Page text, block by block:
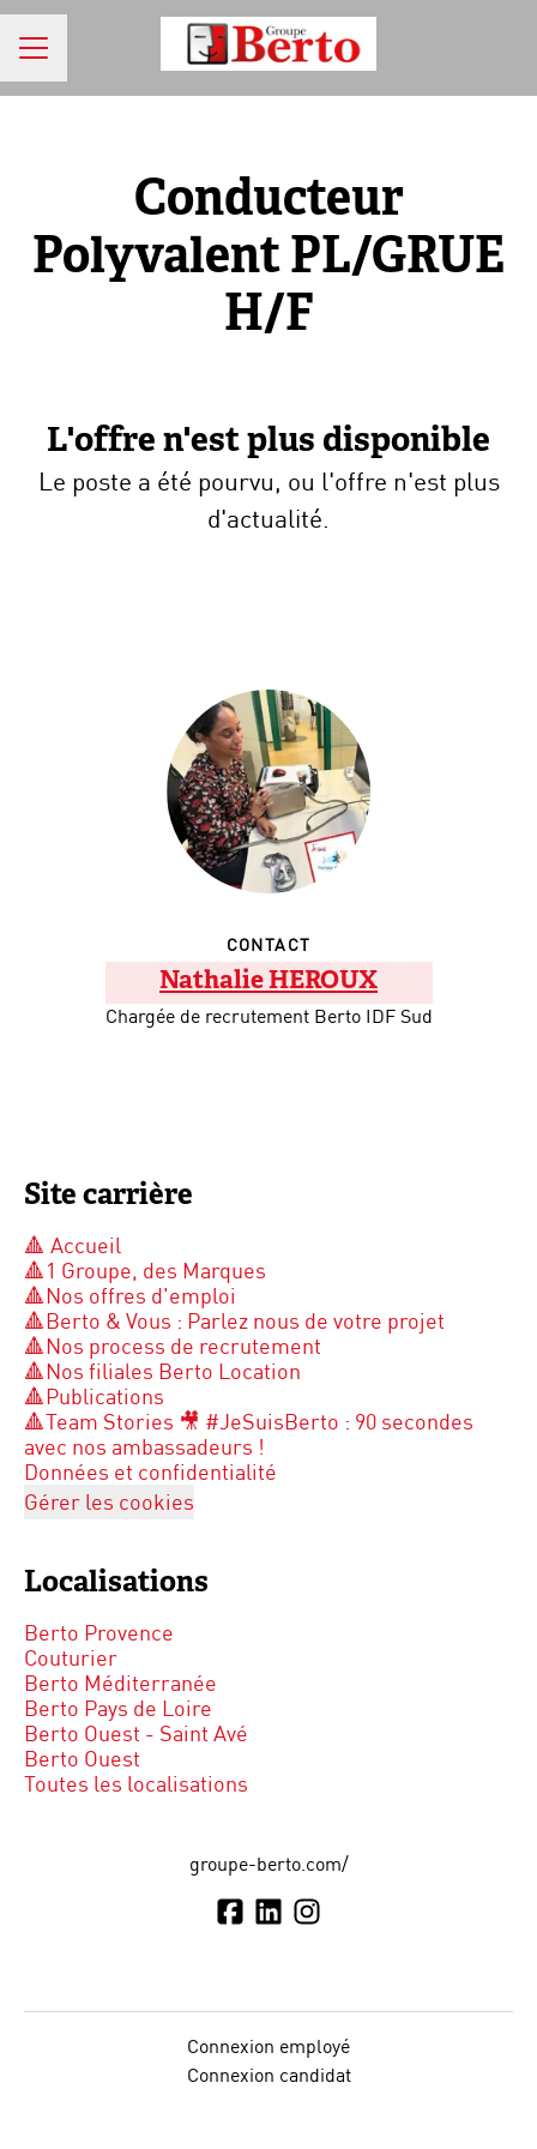
MENU CARRIÈRE
Conducteur
Polyvalent PL/GRUE
H/F
L'offre n'est plus disponible
Le poste a été pourvu, ou l'offre n'est plus
d'actualité.
CONTACT
Nathalie HEROUX
Chargée de recrutement Berto IDF Sud
Site carrière
🔺 Accueil
🔺1 Groupe, des Marques
🔺Nos offres d'emploi
🔺Berto & Vous : Parlez nous de votre projet
🔺Nos process de recrutement
🔺Nos filiales Berto Location
🔺Publications
🔺Team Stories 🎥 #JeSuisBerto : 90 secondes
avec nos ambassadeurs !
Données et confidentialité
Gérer les cookies
Localisations
Berto Provence
Couturier
Berto Méditerranée
Berto Pays de Loire
Berto Ouest - Saint Avé
Berto Ouest
Toutes les localisations
groupe-berto.com/
Connexion employé
Connexion candidat